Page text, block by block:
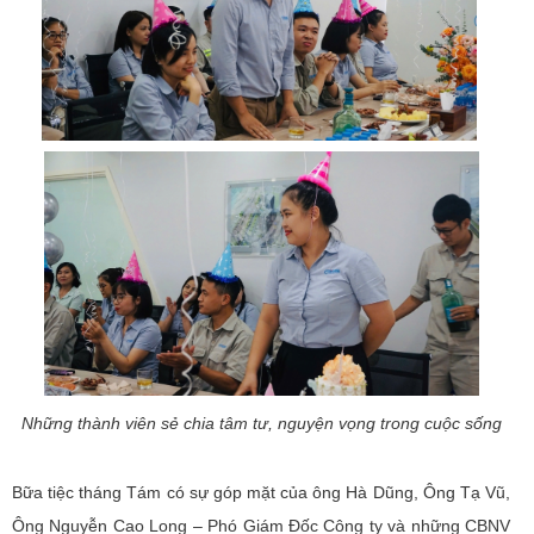
Những thành viên sẻ chia tâm tư, nguyện vọng trong cuộc sống
Bữa tiệc tháng Tám có sự góp mặt của ông Hà Dũng, Ông Tạ Vũ,
Ông Nguyễn Cao Long – Phó Giám Đốc Công ty và những CBNV